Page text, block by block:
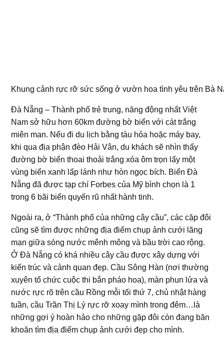
Khung cảnh rực rỡ sức sống ở vườn hoa tình yêu trên Bà
Đà Nẵng – Thành phố trẻ trung, năng động nhất Việt
Nam sở hữu hơn 60km đường bờ biển với cát trắng
miên man. Nếu đi du lịch bằng tàu hỏa hoặc máy bay,
khi qua địa phận đèo Hải Vân, du khách sẽ nhìn thấy
đường bờ biển thoai thoải trắng xóa ôm trọn lấy một
vùng biển xanh lấp lánh như hòn ngọc bích. Biển Đà
Nẵng đã được tạp chí Forbes của Mỹ bình chọn là 1
trong 6 bãi biển quyến rũ nhất hành tinh.
Ngoài ra, ở “Thành phố của những cây cầu”, các cặp đôi
cũng sẽ tìm được những địa điểm chụp ảnh cưới lãng
mạn giữa sóng nước mênh mông và bầu trời cao rộng.
Ở Đà Nẵng có khá nhiều cây cầu được xây dựng với
kiến trúc và cảnh quan đẹp. Cầu Sông Hàn (nơi thường
xuyên tổ chức cuộc thi bắn pháo hoa), màn phun lửa và
nước rực rõ trên cầu Rồng mỗi tối thứ 7, chủ nhật hàng
tuần, cầu Trần Thị Lý rực rỡ xoay mình trong đêm…là
những gợi ý hoàn hảo cho những gặp đôi còn đang băn
khoăn tìm địa điểm chụp ảnh cưới đẹp cho mình.